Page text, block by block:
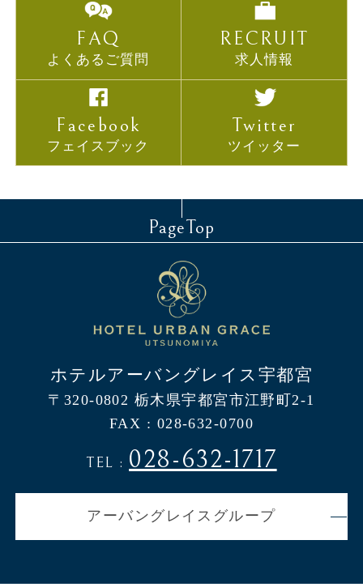
FAQ
よくあるご質問
RECRUIT
求人情報
Facebook
フェイスブック
Twitter
ツイッター
PageTop
ホテルアーバングレイス宇都宮
〒320-0802 栃木県宇都宮市江野町2-1
FAX : 028-632-0700
TEL : 028-632-1717
アーバングレイスグループ